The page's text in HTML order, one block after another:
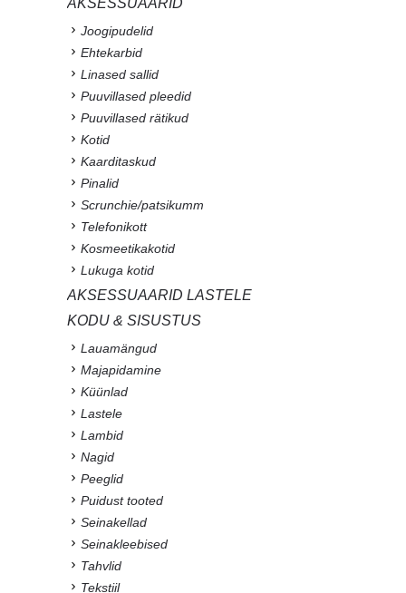
AKSESSUAARID
Joogipudelid
Ehtekarbid
Linased sallid
Puuvillased pleedid
Puuvillased rätikud
Kotid
Kaarditaskud
Pinalid
Scrunchie/patsikumm
Telefonikott
Kosmeetikakotid
Lukuga kotid
AKSESSUAARID LASTELE
KODU & SISUSTUS
Lauamängud
Majapidamine
Küünlad
Lastele
Lambid
Nagid
Peeglid
Puidust tooted
Seinakellad
Seinakleebised
Tahvlid
Tekstiil